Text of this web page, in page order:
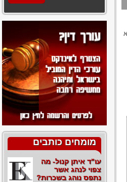
מומחים כותבים
עו"ד איתן קנול- מה
צפוי לנהג אשר
נתפס נוהג בשכרות?